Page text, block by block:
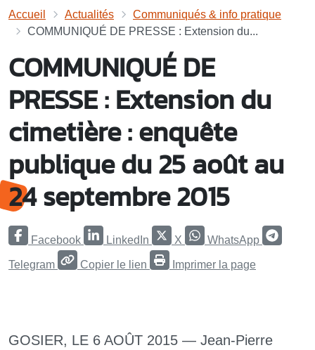
Accueil Actualités
Communiqués & info pratique
COMMUNIQUÉ DE PRESSE : Extension du...
COMMUNIQUÉ DE
PRESSE : Extension du
cimetière : enquête
publique du 25 août au
24 septembre 2015
Facebook LinkedIn X WhatsApp
Telegram Copier le lien Imprimer la page
GOSIER, LE 6 AOÛT 2015 — Jean-Pierre